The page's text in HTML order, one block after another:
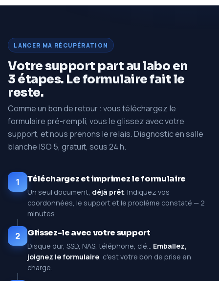
LANCER MA RÉCUPÉRATION
Votre support part au labo en
3 étapes. Le formulaire fait le
reste.
Comme un bon de retour : vous téléchargez le
formulaire pré-rempli, vous le glissez avec votre
support, et nous prenons le relais. Diagnostic en salle
blanche ISO 5, gratuit, sous 24 h.
1 Téléchargez et imprimez le formulaire
Un seul document, déjà prêt. Indiquez vos
coordonnées, le support et le problème constaté — 2
minutes.
2 Glissez-le avec votre support
Disque dur, SSD, NAS, téléphone, clé… Emballez,
joignez le formulaire, c'est votre bon de prise en
charge.